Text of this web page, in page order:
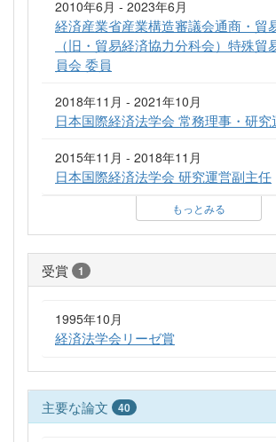
2010年6月 - 2023年6月
経済産業省産業構造審議会通商・貿
（旧・貿易経済協力分科会）特殊貿
員会 委員
2018年11月 - 2021年10月
日本国際経済法学会 常務理事・研
2015年11月 - 2018年11月
日本国際経済法学会 研究運営副主任
もっとみる
受賞 1
1995年10月
経済法学会リーゼ賞
主要な論文 40